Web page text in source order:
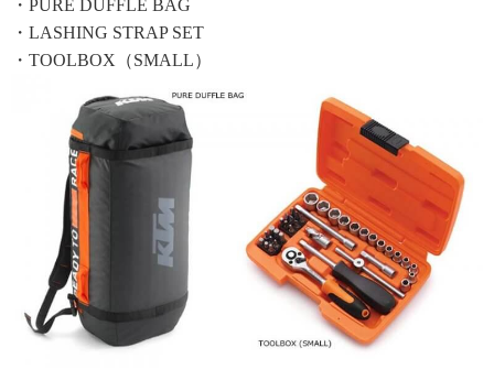
・PURE DUFFLE BAG
・LASHING STRAP SET
・TOOLBOX（SMALL）